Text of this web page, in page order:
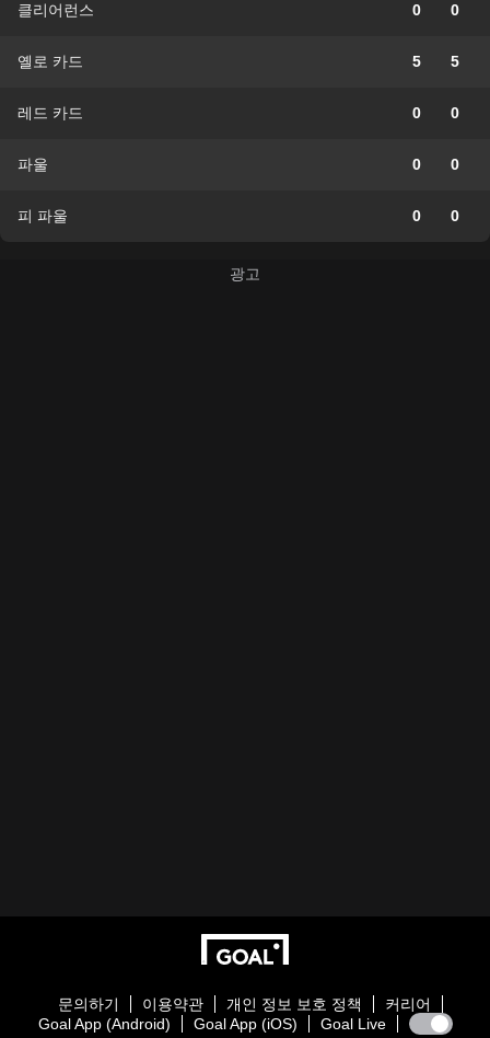
클리어런스 0 0
옐로 카드 5 5
레드 카드 0 0
파울 0 0
피 파울 0 0
문의하기 이용약관 개인 정보 보호 정책
커리어
Goal App (Android)
Goal App (iOS) Goal Live